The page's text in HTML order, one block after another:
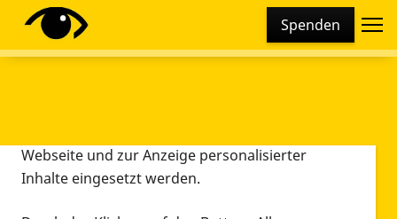
Spenden
Diese Webseite setzt verschiedene Cookies und
Tracking-Tools ein. Dies beinhaltet Cookies und
Webseite und zur Anzeige personalisierter
Inhalte eingesetzt werden.